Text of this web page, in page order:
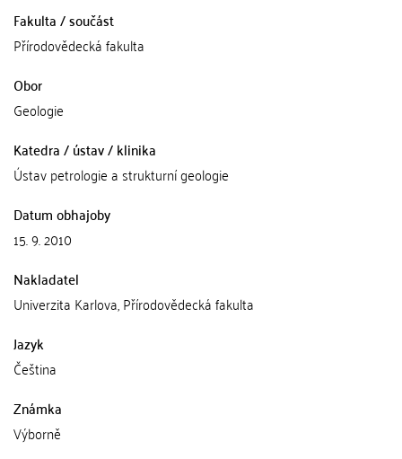
Fakulta / součást
Přírodovědecká fakulta
Obor
Geologie
Katedra / ústav / klinika
Ústav petrologie a strukturní geologie
Datum obhajoby
15. 9. 2010
Nakladatel
Univerzita Karlova, Přírodovědecká fakulta
Jazyk
Čeština
Známka
Výborně